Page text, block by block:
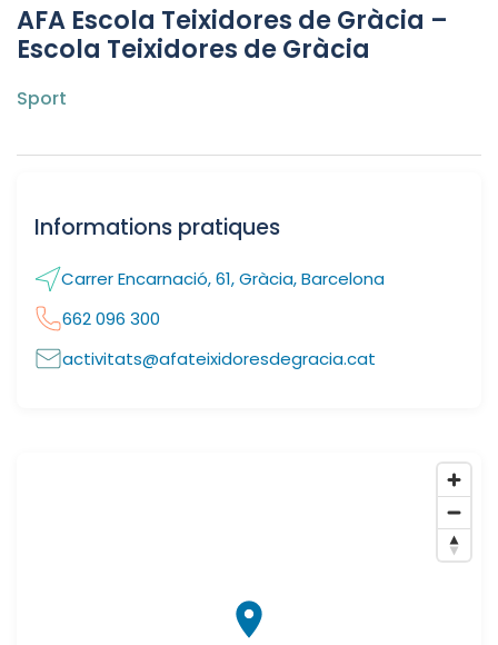
AFA Escola Teixidores de Gràcia –
Escola Teixidores de Gràcia
Sport
Informations pratiques
Carrer Encarnació, 61, Gràcia, Barcelona
662 096 300
activitats@afateixidoresdegracia.cat